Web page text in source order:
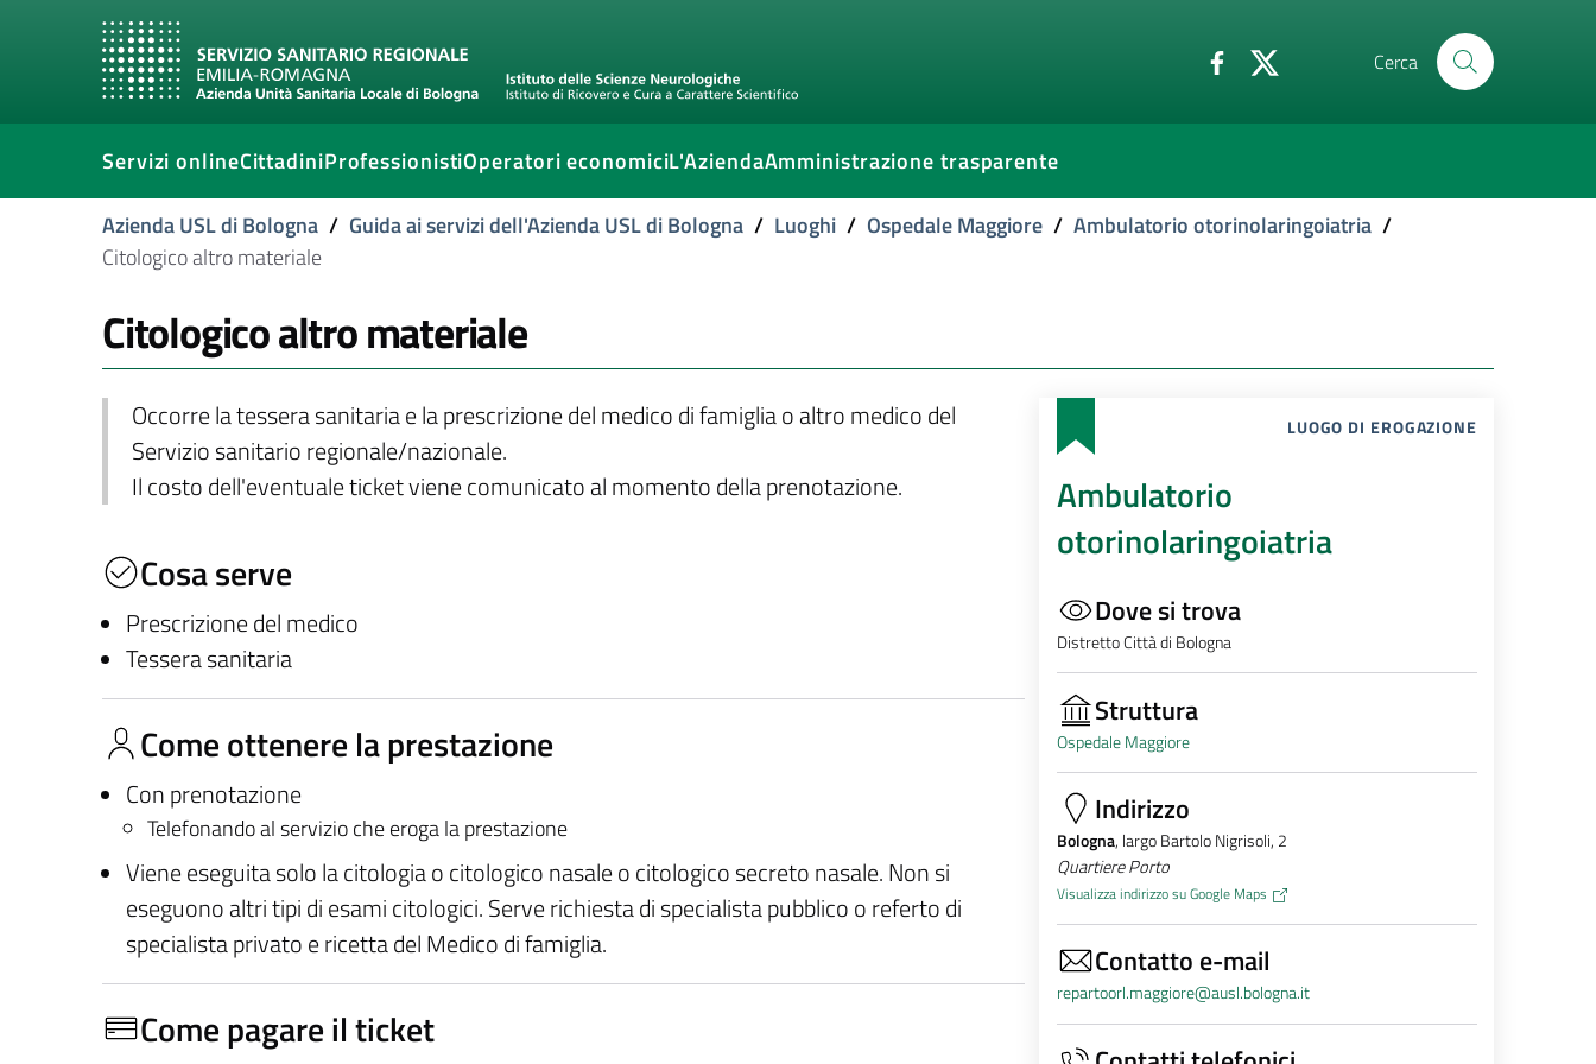
Cerca
Servizi onlineCittadiniProfessionistiOperatori economiciL'AziendaAmministrazione trasparente
Azienda USL di Bologna / Guida ai servizi dell'Azienda USL di Bologna / Luoghi / Ospedale Maggiore / Ambulatorio otorinolaringoiatria /
Citologico altro materiale
Citologico altro materiale
Occorre la tessera sanitaria e la prescrizione del medico di famiglia o altro medico del
Servizio sanitario regionale/nazionale.
Il costo dell'eventuale ticket viene comunicato al momento della prenotazione.
Cosa serve
Prescrizione del medico
Tessera sanitaria
Come ottenere la prestazione
Con prenotazione
Telefonando al servizio che eroga la prestazione
Viene eseguita solo la citologia o citologico nasale o citologico secreto nasale. Non si
eseguono altri tipi di esami citologici. Serve richiesta di specialista pubblico o referto di
specialista privato e ricetta del Medico di famiglia.
Come pagare il ticket
LUOGO DI EROGAZIONE
Ambulatorio
otorinolaringoiatria
Dove si trova
Distretto Città di Bologna
Struttura
Ospedale Maggiore
Indirizzo
Bologna, largo Bartolo Nigrisoli, 2
Quartiere Porto
Visualizza indirizzo su Google Maps
Contatto e-mail
repartoorl.maggiore@ausl.bologna.it